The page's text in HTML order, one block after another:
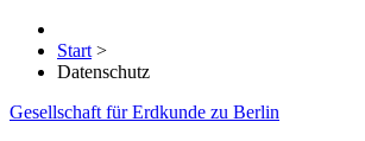
Start >
Datenschutz
Gesellschaft für Erdkunde zu Berlin